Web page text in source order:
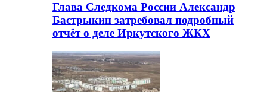
Глава Следкома России Александр
Бастрыкин затребовал подробный
отчёт о деле Иркутского ЖКХ